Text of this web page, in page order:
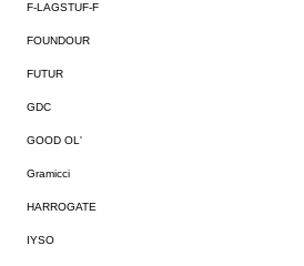
F-LAGSTUF-F
FOUNDOUR
FUTUR
GDC
GOOD OL'
Gramicci
HARROGATE
IYSO